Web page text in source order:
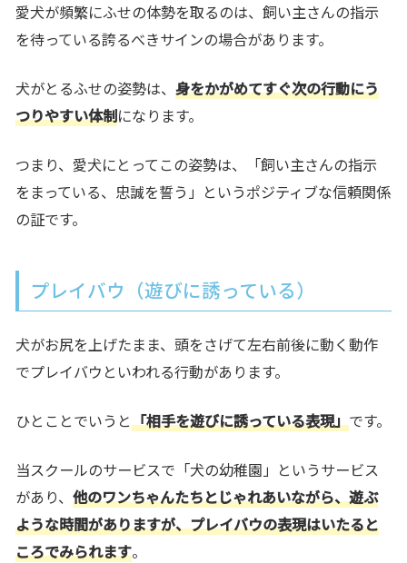
愛犬が頻繁にふせの体勢を取るのは、飼い主さんの指示
を待っている誇るべきサインの場合があります。
犬がとるふせの姿勢は、身をかがめてすぐ次の行動にう
つりやすい体制になります。
つまり、愛犬にとってこの姿勢は、
「飼い主さんの指示
をまっている、忠誠を誓う」というポジティブな信頼関係
の証です。
プレイバウ（遊びに誘っている）
犬がお尻を上げたまま、頭をさげて左右前後に動く動作
でプレイバウといわれる行動があります。
ひとことでいうと「相手を遊びに誘っている表現」です。
当スクールのサービスで「犬の幼稚園」というサービス
があり、他のワンちゃんたちとじゃれあいながら、遊ぶ
ような時間がありますが、プレイバウの表現はいたると
ころでみられます。